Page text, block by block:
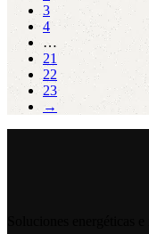
3
4
…
21
22
23
→